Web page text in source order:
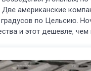
американские
по Цельсию.
и этот дешевле, чем